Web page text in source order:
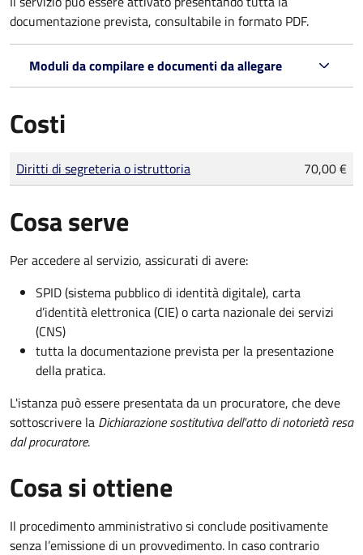
documentazione prevista, consultabile in formato PDF.
Moduli da compilare e documenti da allegare
Costi
Tipo di pagamento
Importo
Diritti di segreteria o istruttoria 70,00 €
Cosa serve
Per accedere al servizio, assicurati di avere:
SPID (sistema pubblico di identità digitale), carta
d’identità elettronica (CIE) o carta nazionale dei servizi
(CNS)
tutta la documentazione prevista per la presentazione
della pratica.
L'istanza può essere presentata da un procuratore, che deve
sottoscrivere la Dichiarazione sostitutiva dell'atto di notorietà resa
dal procuratore.
Cosa si ottiene
Il procedimento amministrativo si conclude positivamente
senza l’emissione di un provvedimento. In caso contrario